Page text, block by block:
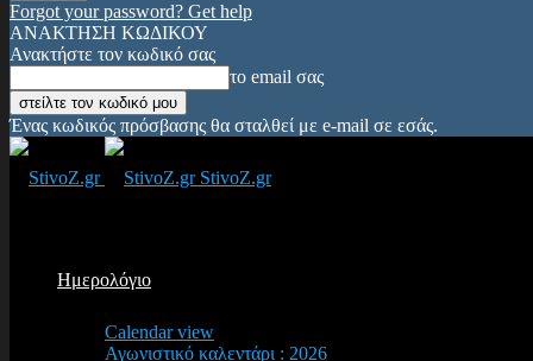
Forgot your password? Get help
ΑΝΑΚΤΗΣΗ ΚΩΔΙΚΟΥ
Ανακτήστε τον κωδικό σας
το email σας
Ένας κωδικός πρόσβασης θα σταλθεί με e-mail σε εσάς.
StivoZ.gr
Ημερολόγιο
Calendar view
Αγωνιστικό καλεντάρι : 2026